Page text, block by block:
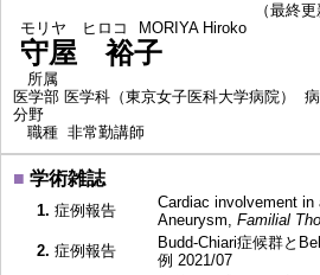
（最終更
モリヤ ヒロコ
MORIYA Hiroko
守屋 裕子
所属
医学部 医学科（東京女子医科大学病院）
分野
職種 非常勤講師
■ 学術雑誌
1. 症例報告
Cardiac involvement in
Aneurysm, Familial
2. 症例報告
Budd-Chiari症候群と
例 2021/07